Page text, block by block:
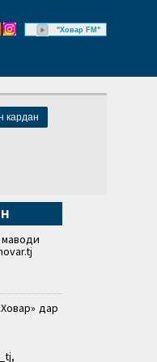
"Ховар FM"
кардан
маводи
дар